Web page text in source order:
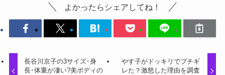
よかったらシェアしてね！
長谷川京子の3サイズ･身
長･体重が凄い?美ボディの
やす子がドッキリでブチギ
レた？激怒した理由を調査